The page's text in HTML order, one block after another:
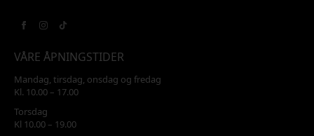
VÅRE ÅPNINGSTIDER
Mandag, tirsdag, onsdag og fredag
Kl. 10.00 – 17.00
Torsdag
Kl 10.00 – 19.00